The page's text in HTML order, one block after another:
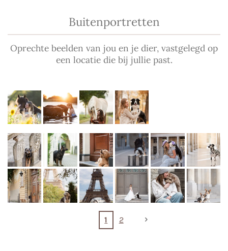
Buitenportretten
Oprechte beelden van jou en je dier, vastgelegd op
een locatie die bij jullie past.
1 2